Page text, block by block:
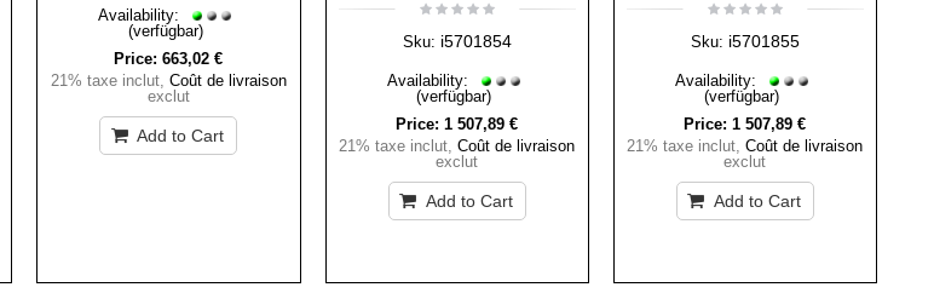
Availability:
(verfügbar)
Price: 663,02 €
21% taxe inclut, Coût de livraison
exclut
Add to Cart
Sku: i5701854
Availability:
(verfügbar)
Price: 1 507,89 €
21% taxe inclut,Coût de livraison
exclut
Add to Cart
Sku: i5701855
Availability:
(verfügbar)
Price: 1 507,89 €
21% taxe inclut,Coût de livraison
exclut
Add to Cart